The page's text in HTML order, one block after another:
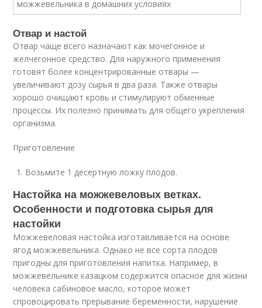
Отвар и настой
Отвар чаще всего назначают как мочегонное и
желчегонное средство. Для наружного применения
готовят более концентрированные отвары —
увеличивают дозу сырья в два раза. Также отвары
хорошо очищают кровь и стимулируют обменные
процессы. Их полезно принимать для общего укрепления
организма.
Приготовление
Возьмите 1 десертную ложку плодов.
Настойка на можжевеловых ветках.
Особенности и подготовка сырья для
настойки
Можжевеловая настойка изготавливается на основе
ягод можжевельника. Однако не все сорта плодов
пригодны для приготовления напитка. Например, в
можжевельнике казацком содержится опасное для жизни
человека сабиновое масло, которое может
спровоцировать прерывание беременности, нарушение